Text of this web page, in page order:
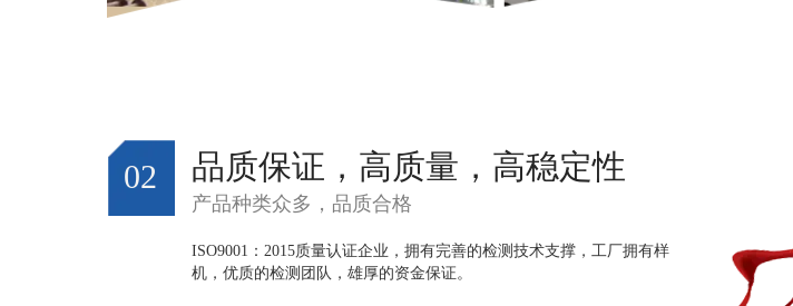
品质保证，高质量，高稳定性
产品种类众多，品质合格
ISO9001：2015质量认证企业，拥有完善的检测技术支撑，工厂拥有样
机，优质的检测团队，雄厚的资金保证。
02